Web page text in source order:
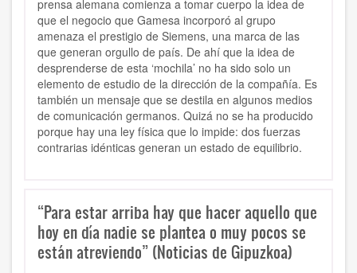
prensa alemana comienza a tomar cuerpo la idea de
que el negocio que Gamesa incorporó al grupo
amenaza el prestigio de Siemens, una marca de las
que generan orgullo de país. De ahí que la idea de
desprenderse de esta ‘mochila’ no ha sido solo un
elemento de estudio de la dirección de la compañía. Es
también un mensaje que se destila en algunos medios
de comunicación germanos. Quizá no se ha producido
porque hay una ley física que lo impide: dos fuerzas
contrarias idénticas generan un estado de equilibrio.
“Para estar arriba hay que hacer aquello que
hoy en día nadie se plantea o muy pocos se
están atreviendo” (Noticias de Gipuzkoa)